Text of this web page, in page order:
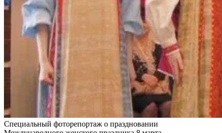
Специальный фоторепортаж о праздновании